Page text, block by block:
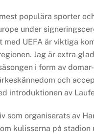
populära sporter
under
UEFA är viktiga
Jag är extra
i form av
och
introduktionen av
som organiserats av
kulisserna på